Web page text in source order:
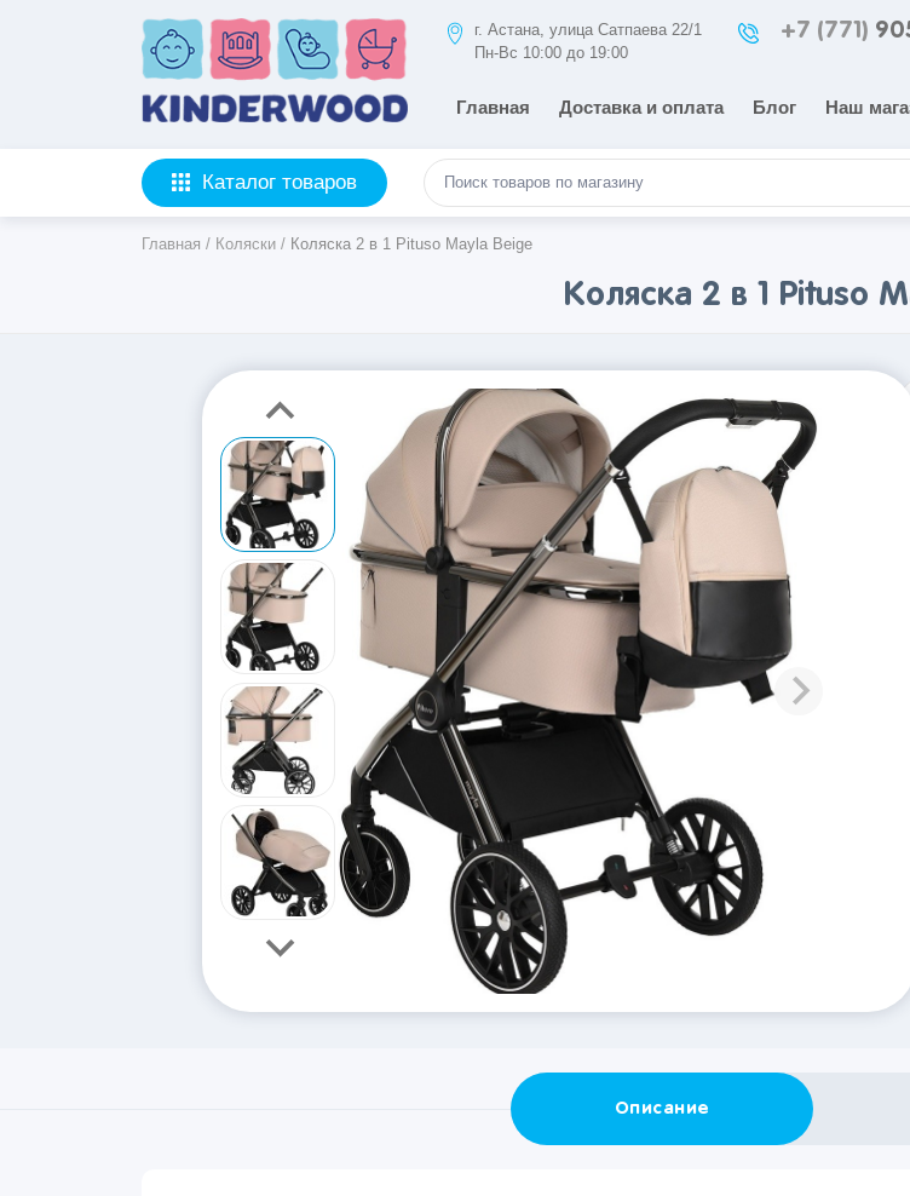
г. Астана, улица Сатпаева 22/1
Пн-Вс 10:00 до 19:00
+7 (771)
Главная Доставка и оплата Блог Наш
Каталог товаров
Главная / Коляски / Коляска 2 в 1 Pituso Mayla Beige
Коляска 2 в 1 Pituso
Описание